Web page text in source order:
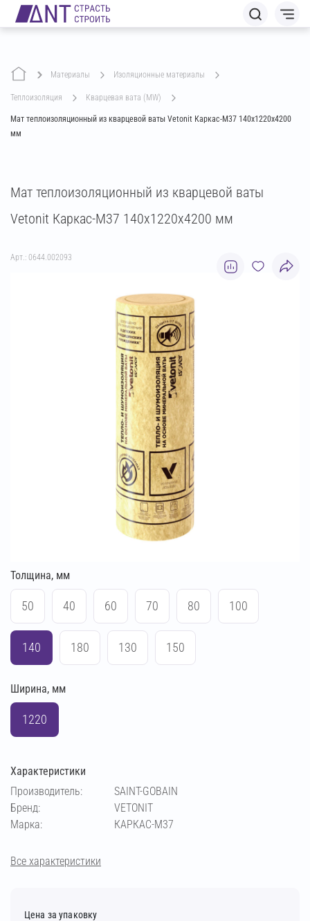
Материалы изоляционные материалы
теплоизоляция кварцевая вата (MW)
Мат теплоизоляционный из кварцевой ваты Vetonit Каркас-М37 140х1220х4200
мм
Мат теплоизоляционный из кварцевой ваты
Vetonit Каркас-М37 140х1220х4200 мм
Арт.: 0644.002093
Толщина, мм
50 40 60 70 80 100
140 180 130 150
Ширина, мм
1220
Характеристики
Производитель:
SAINT-GOBAIN
Бренд:
VETONIT
Марка:
КАРКАС-М37
Все характеристики
Цена за упаковку